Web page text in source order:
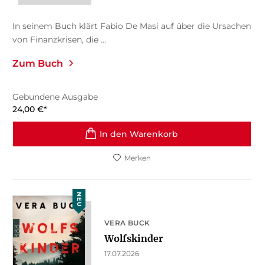
In seinem Buch klärt Fabio De Masi auf über die Ursachen
von Finanzkrisen, die ...
Zum Buch
Gebundene Ausgabe
24,00 €*
In den Warenkorb
Merken
NEU
VERA BUCK
Wolfskinder
17.07.2026